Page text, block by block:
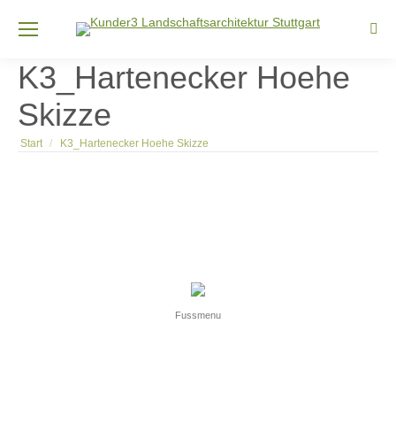
K3_Hartenecker Hoehe
Skizze
Sie befinden sich hier:
Start K3_Hartenecker Hoehe Skizze
Fussmenu